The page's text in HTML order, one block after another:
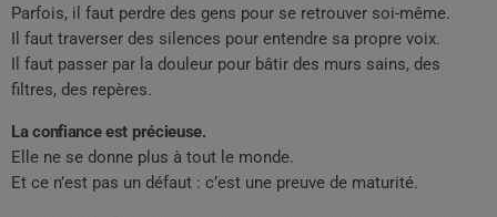
Parfois, il faut perdre des gens pour se retrouver soi-même.
Il faut traverser des silences pour entendre sa propre voix.
Il faut passer par la douleur pour bâtir des murs sains, des
filtres, des repères.
La confiance est précieuse.
Elle ne se donne plus à tout le monde.
Et ce n’est pas un défaut : c’est une preuve de maturité.